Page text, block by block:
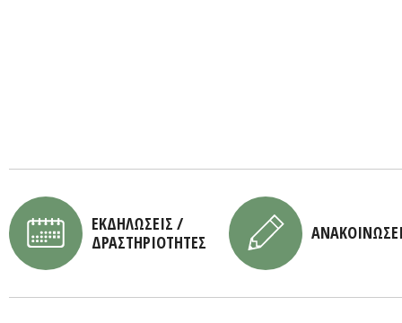
ΕΚΔΗΛΩΣΕΙΣ /
ΔΡΑΣΤΗΡΙΟΤΗΤΕΣ